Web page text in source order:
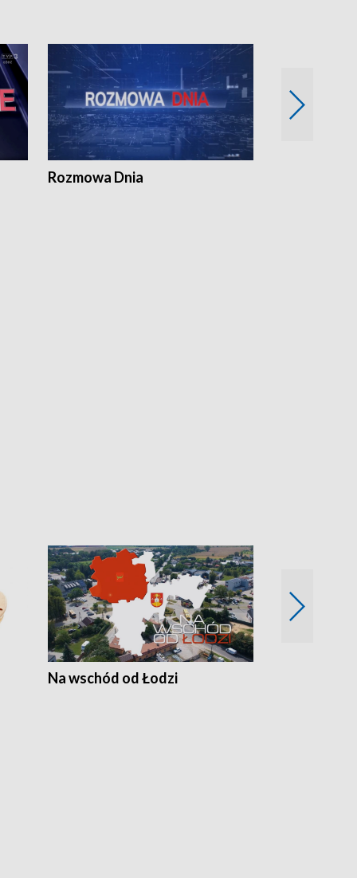
Rozmowa Dnia
Na wschód od Łodzi